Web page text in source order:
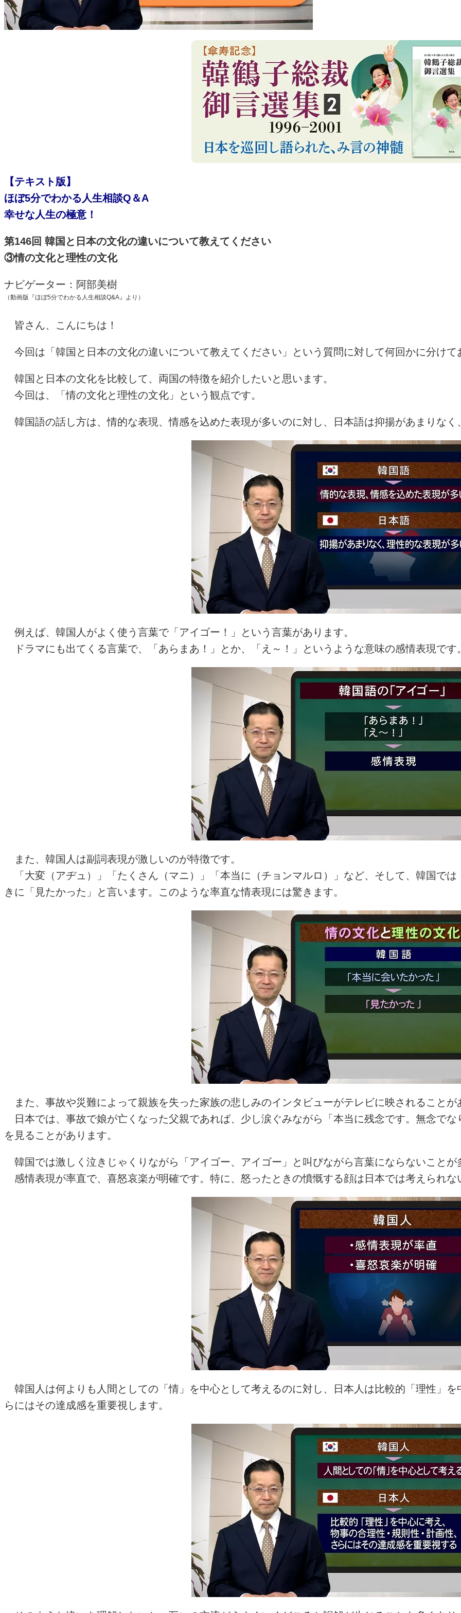
【テキスト版】
ほぼ5分でわかる人生相談Q＆A
幸せな人生の極意！
第146回 韓国と日本の文化の違いについて教えてください
③情の文化と理性の文化
ナビゲーター：阿部美樹
（動画版『ほぼ5分でわかる人生相談Q&A』より）
皆さん、こんにちは！
今回は「韓国と日本の文化の違いについて教えてください」という質問に対して何回かに分けて
韓国と日本の文化を比較して、両国の特徴を紹介したいと思います。
今回は、「情の文化と理性の文化」という観点です。
韓国語の話し方は、情的な表現、情感を込めた表現が多いのに対し、日本語は抑揚があまりな
例えば、韓国人がよく使う言葉で「アイゴー！」という言葉があります。
ドラマにも出てくる言葉で、「あらまあ！」とか、「え～！」というような意味の感情表現です
また、韓国人は副詞表現が激しいのが特徴です。
「大変（アヂュ）」「たくさん（マニ）」「本当に（チョンマルロ）」など、そして、韓国で
きに「見たかった」と言います。このような率直な情表現には驚きます。
また、事故や災難によって親族を失った家族の悲しみのインタビューがテレビに映されることが
日本では、事故で娘が亡くなった父親であれば、少し涙ぐみながら「本当に残念です。無念で
を見ることがあります。
韓国では激しく泣きじゃくりながら「アイゴー、アイゴー」と叫びながら言葉にならないことが
感情表現が率直で、喜怒哀楽が明確です。特に、怒ったときの憤慨する顔は日本では考えられな
韓国人は何よりも人間としての「情」を中心として考えるのに対し、日本人は比較的「理性」
らにはその達成感を重要視します。